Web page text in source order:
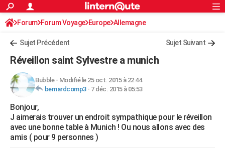
ACTUALITÉS
Politique
Société
Faits Divers
Education
Monde
Villes
+
FINANCE
Retraite
Impôts
Epargne
Immobilier
Risques naturels par ville
Banque
Assurance
Crédit
AUTO
Essais
Réserver un essai
Citadines
Berlines
SUV
Forum auto
+HIGH-TECH
Mobiles
Meilleur smartphone
Internet
Ordinateurs
Jeux vidéo
Guide high-tech
+BRICOLAGE
S'inscrire
Connexion
Forum Forum Voyage Europe Allemagne
Sujet Précédent Sujet Suivant
Réveillon saint Sylvestre a munich
Bubble- Modifié le 25 oct. 2015 à 22:44
bernardcomp3- 7 déc. 2015 à 05:53
Bonjour,
J aimerais trouver un endroit sympathique pour le réveillon
avec une bonne table à Munich ! Ou nous allons avec des
amis ( pour 9 personnes )